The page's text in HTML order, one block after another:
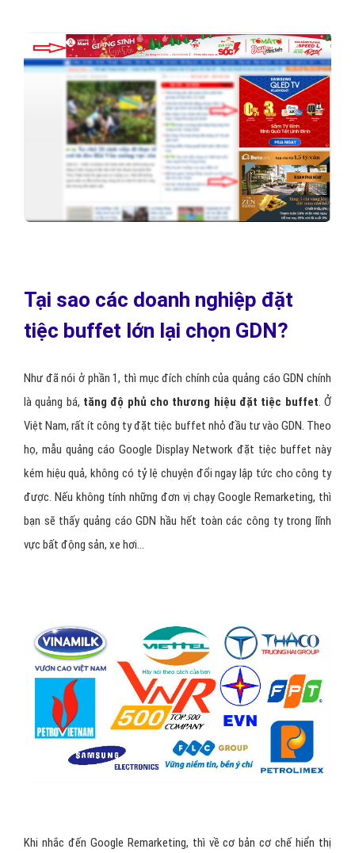
Tại sao các doanh nghiệp đặt
tiệc buffet lớn lại chọn GDN?
Như đã nói ở phần 1, thì mục đích chính của quảng cáo GDN chính
là quảng bá, tăng độ phủ cho thương hiệu đặt tiệc buffet. Ở
Việt Nam, rất ít công ty đặt tiệc buffet nhỏ đầu tư vào GDN. Theo
họ, mẫu quảng cáo Google Display Network đặt tiệc buffet này
kém hiệu quả, không có tỷ lệ chuyện đổi ngay lập tức cho công ty
được. Nếu không tính những đơn vị chạy Google Remarketing, thì
bạn sẽ thấy quảng cáo GDN hầu hết toàn các công ty trong lĩnh
vực bất động sản, xe hơi...
Khi nhắc đến Google Remarketing, thì về cơ bản cơ chế hiển thị